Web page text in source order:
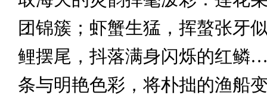
团锦簇；虾蟹生猛，挥螯张牙
鲤摆尾，抖落满身闪烁的红
条与明艳色彩，将朴拙的渔船